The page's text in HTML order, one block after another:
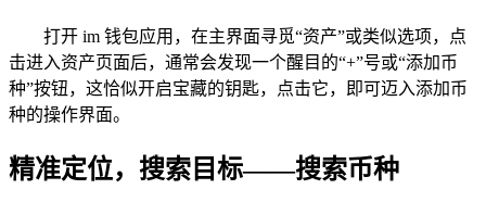
打开 im 钱包应用，在主界面寻觅“资产”或类似选项，点
击进入资产页面后，通常会发现一个醒目的“+”号或“添加币
种”按钮，这恰似开启宝藏的钥匙，点击它，即可迈入添加币
种的操作界面。
精准定位，搜索目标——搜索币种